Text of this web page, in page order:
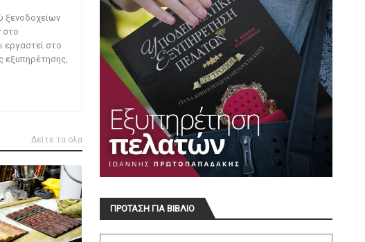
ξενοδοχείων
στο
εργαστεί στο
εξυπηρέτησης,
Δείτε τα όλα
ΠΡΟΤΑΣΗ ΓΙΑ ΒΙΒΛΙΟ